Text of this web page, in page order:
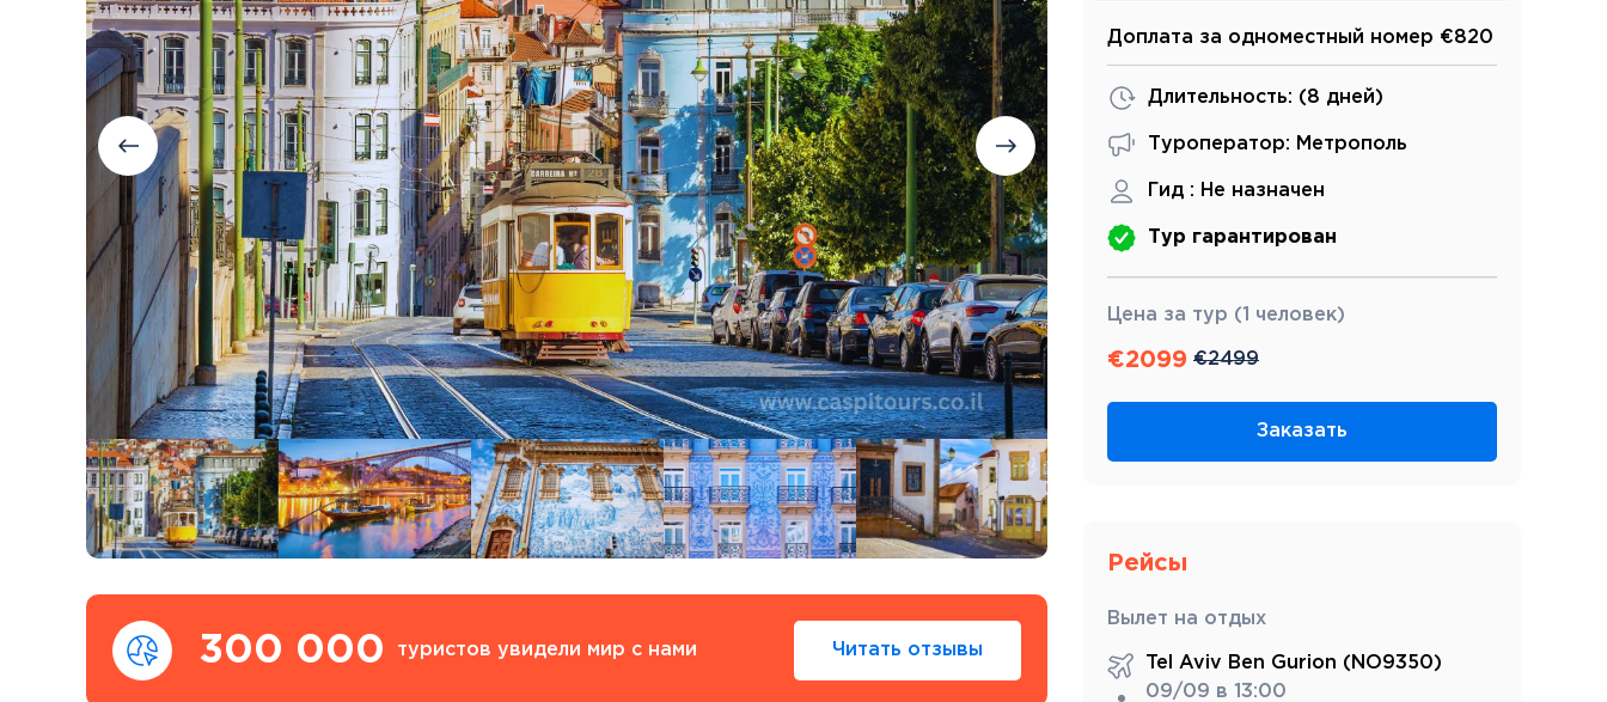
Германия
Грузия
Дания
Ирландия
Исландия
Испания
Смотреть все
Япония
Смотреть все
Болгария
Велинград
Грузия
Боржоми
Израиль
Ирландия
Исландия
Испания
Италия
Канада
Карибы
Кипр
Латвия
Литва
Мадейра
Мальта
Норвегия
Польша
Португалия
Сардиния
Сицилия
Словакия
Тенерифе
300 000 туристов увидели мир с нами Читать отзывы
Доплата за одноместный номер €820
Длительность: (8 дней)
Туроператор: Метрополь
Гид : Не назначен
Тур гарантирован
Цена за тур (1 человек)
€2099 €2499
Заказать
Рейсы
Вылет на отдых
Tel Aviv Ben Gurion (NO9350)
09/09 в 13:00